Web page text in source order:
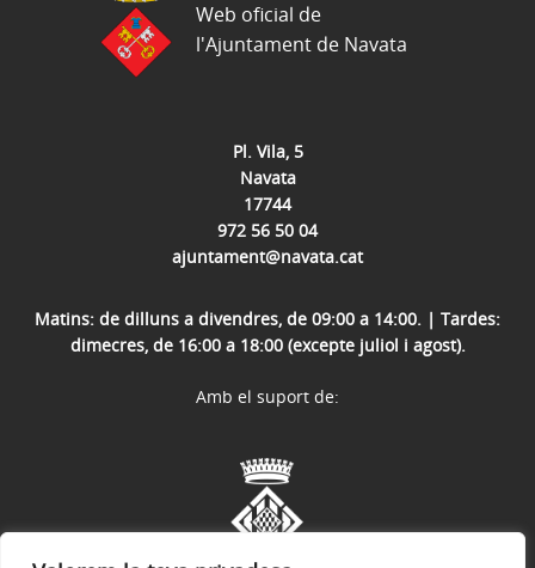
Pl. Vila, 5
Navata
17744
972 56 50 04
ajuntament@navata.cat
Matins: de dilluns a divendres, de 09:00 a 14:00. | Tardes:
dimecres, de 16:00 a 18:00 (excepte juliol i agost).
Web oficial de
l'Ajuntament de Navata
Amb el suport de: